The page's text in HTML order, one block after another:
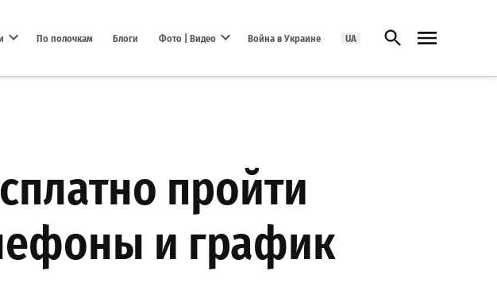
По полочкам Блоги Фото | Видео Война в Украине UA Открыть поиск
пройти
и график